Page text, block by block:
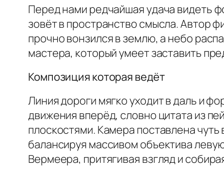
Перед нами редчайшая удача видеть
зовёт в пространство смысла. Автор
прочно вонзился в землю, а небо
мастера, который умеет заставить
Композиция которая ведёт
Линия дороги мягко уходит в даль и
движения вперёд, словно цитата из
плоскостями. Камера поставлена
балансируя массивом объектива
Вермеера, притягивая взгляд и